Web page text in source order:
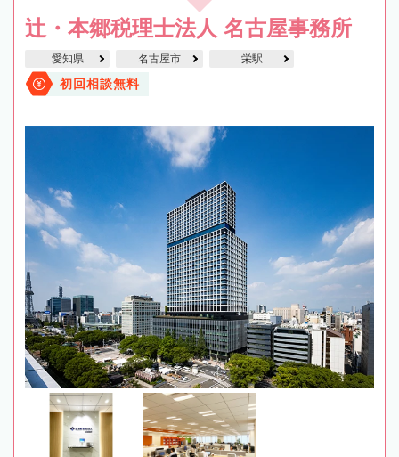
辻・本郷税理士法人 名古屋事務所
愛知県 名古屋市 栄駅
初回相談無料